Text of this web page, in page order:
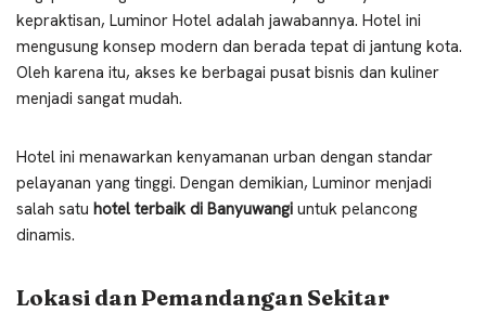
kepraktisan, Luminor Hotel adalah jawabannya. Hotel ini
mengusung konsep modern dan berada tepat di jantung kota.
Oleh karena itu, akses ke berbagai pusat bisnis dan kuliner
menjadi sangat mudah.
Hotel ini menawarkan kenyamanan urban dengan standar
pelayanan yang tinggi. Dengan demikian, Luminor menjadi
salah satu hotel terbaik di Banyuwangi untuk pelancong
dinamis.
Lokasi dan Pemandangan Sekitar